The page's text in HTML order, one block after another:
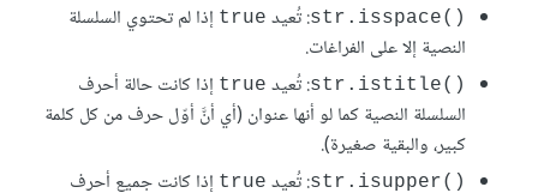
str.isspace()‎: تُعيد true إذا لم تحتوي السلسلة
النصية إلا على الفراغات.
str.istitle()‎: تُعيد true إذا كانت حالة أحرف
السلسلة النصية كما لو أنها عنوان (أي أنَّ أوّل حرف من كل كلمة
كبير، والبقية صغيرة).
str.isupper()‎: تُعيد true إذا كانت جميع أحرف